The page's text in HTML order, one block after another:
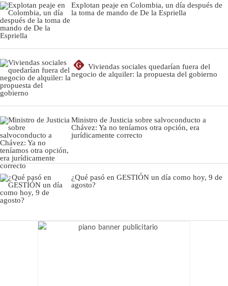
Explotan peaje en Colombia, un día después de
la toma de mando de De la Espriella
G
Viviendas sociales quedarían fuera del
negocio de alquiler: la propuesta del gobierno
Ministro de Justicia sobre salvoconducto a
Chávez: Ya no teníamos otra opción, era
jurídicamente correcto
¿Qué pasó en GESTIÓN un día como hoy, 9 de
agosto?